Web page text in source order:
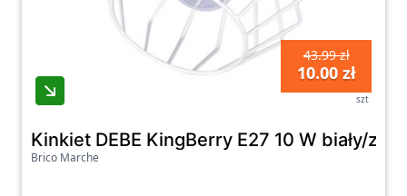
43.99 zł
10.00 zł
szt
Kinkiet DEBE KingBerry E27 10 W biały/
Brico Marche